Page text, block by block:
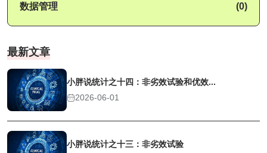
数据管理 (0)
最新文章
小胖说统计之十四：非劣效试验和优效...
2026-06-01
小胖说统计之十三：非劣效试验